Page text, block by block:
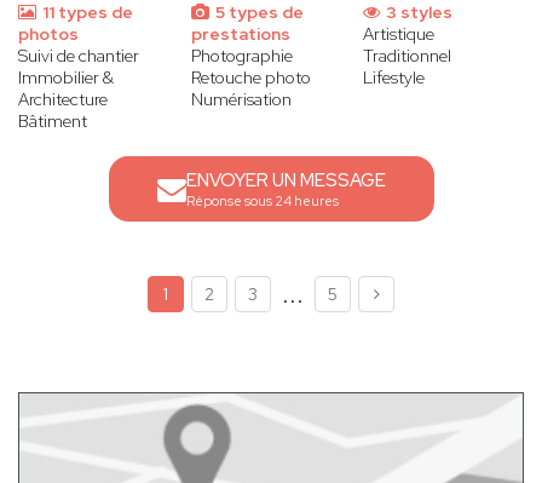
11 types de
photos
Suivi de chantier
Immobilier &
Architecture
Bâtiment
5 types de
prestations
Photographie
Retouche photo
Numérisation
3 styles
Artistique
Traditionnel
Lifestyle
ENVOYER UN MESSAGE
Réponse sous 24 heures
1 2 3 ... 5